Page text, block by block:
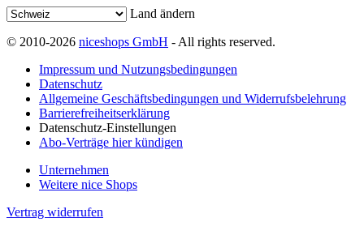
Land ändern
© 2010-2026 niceshops GmbH - All rights reserved.
Impressum und Nutzungsbedingungen
Datenschutz
Allgemeine Geschäftsbedingungen und Widerrufsbelehrung
Barrierefreiheitserklärung
Datenschutz-Einstellungen
Abo-Verträge hier kündigen
Unternehmen
Weitere nice Shops
Vertrag widerrufen